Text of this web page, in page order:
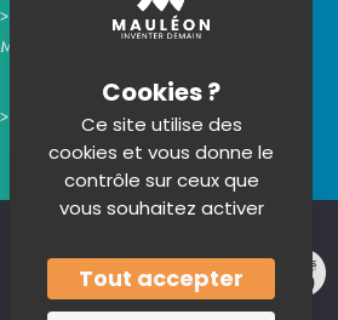
Contacter la mairie
Mauléon sur les réseaux :
Ce site utilise des
cookies et vous donne le
contrôle sur ceux que
vous souhaitez activer
Tout accepter